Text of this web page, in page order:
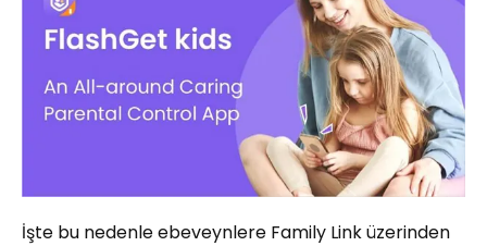
İşte bu nedenle ebeveynlere Family Link üzerinden